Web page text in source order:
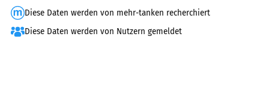
Diese Daten werden von mehr-tanken recherchiert
Diese Daten werden von Nutzern gemeldet